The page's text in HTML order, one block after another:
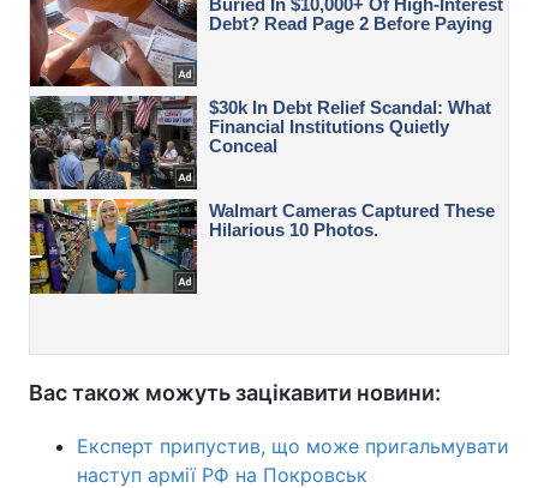
Вас також можуть зацікавити новини:
Експерт припустив, що може пригальмувати
наступ армії РФ на Покровськ